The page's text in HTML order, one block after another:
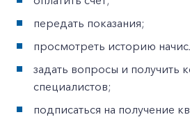
+7-800-700-24-57
Заказать обратный звонок
передать показания;
просмотреть историю
задать вопросы и получить
специалистов;
подписаться на получение